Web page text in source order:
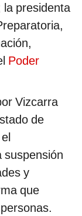
la presidenta
Poder
Vizcarra
de
suspensión
y
que